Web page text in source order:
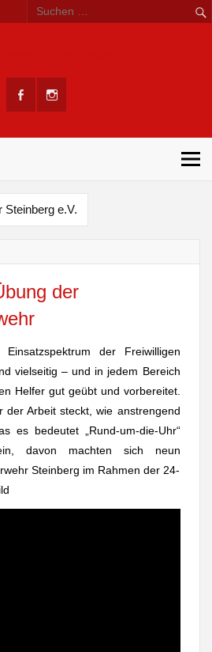
der
der Freiwilligen
vielseitig – und in jedem Bereich
Helfer gut geübt und vorbereitet.
der Arbeit steckt, wie anstrengend
es bedeutet „Rund-um-die-Uhr“
davon machten sich neun
Steinberg im Rahmen der 24-